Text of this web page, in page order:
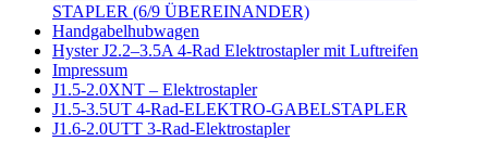
STAPLER (6/9 ÜBEREINANDER)
Handgabelhubwagen
Hyster J2.2–3.5A 4-Rad Elektrostapler mit Luftreifen
Impressum
J1.5-2.0XNT – Elektrostapler
J1.5-3.5UT 4-Rad-ELEKTRO-GABELSTAPLER
J1.6-2.0UTT 3-Rad-Elektrostapler